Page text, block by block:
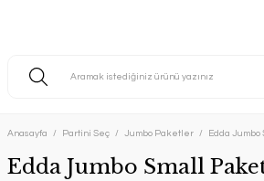
Anasayfa Partini Seç Jumbo Paketler Edda
Edda Jumbo Small